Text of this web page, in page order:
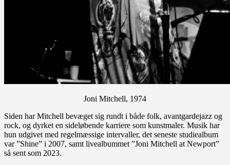
Joni Mitchell, 1974
Siden har Mitchell bevæget sig rundt i både folk, avantgardejazz og
rock, og dyrket en sideløbende karriere som kunstmaler. Musik har
hun udgivet med regelmæssige intervaller, det seneste studiealbum
var ”Shine” i 2007, samt livealbummet ”Joni Mitchell at Newport”
så sent som 2023.